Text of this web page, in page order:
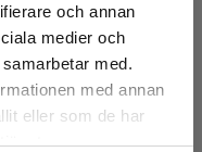
och annan
medier och
med.
med annan
eller som de har